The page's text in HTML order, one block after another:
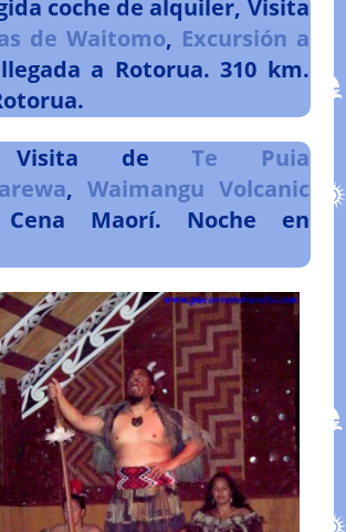
coche de alquiler, Visita
de Waitomo, Excursión a
a Rotorua. 310 km.
deTe Puia
, Waimangu Volcanic
Maorí. Noche en